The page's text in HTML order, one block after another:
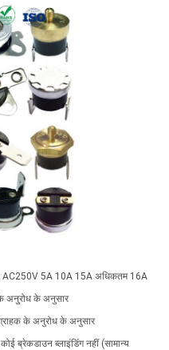
AC250V 5A 10A 15A अधिकतम 16A
अनुरोध के अनुसार
के अनुरोध के अनुसार
ब्रेकडाउन ब्लाइंडिंग नहीं (सामान्य